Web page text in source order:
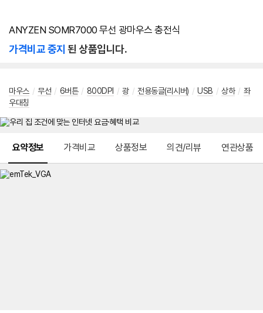
ANYZEN SOMR7000 무선 광마우스 충전식
가격비교 중지 된 상품입니다.
마우스 / 무선 / 6버튼 / 800DPI / 광 / 전용동글(리시버) / USB / 상하 / 좌
우대칭
요약정보 가격비교 상품정보 의견/리뷰 연관상품